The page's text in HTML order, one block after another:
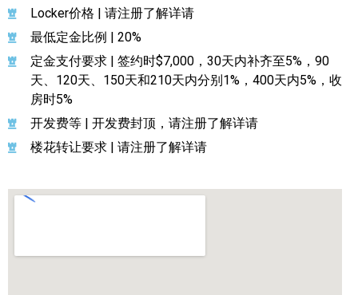
Locker价格 | 请注册了解详请
最低定金比例 | 20%
定金支付要求 | 签约时$7,000，30天内补齐至5%，90
天、120天、150天和210天内分别1%，400天内5%，收
房时5%
开发费等 | 开发费封顶，请注册了解详请
楼花转让要求 | 请注册了解详请